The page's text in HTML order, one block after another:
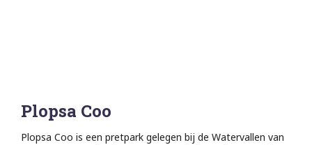
Plopsa Coo
Plopsa Coo is een pretpark gelegen bij de Watervallen van